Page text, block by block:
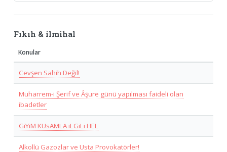
Fıkıh & ilmihal
Konular
Cevşen Sahih Değil!
Muharrem-i Şerif ve Âşure günü yapılması faideli olan
ibadetler
GiYiM KUsAMLA iLGiLi HEL
Alkollü Gazozlar ve Usta Provokatörler!